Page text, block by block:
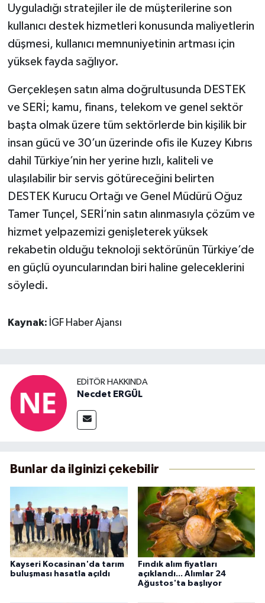
Uyguladığı stratejiler ile de müşterilerine son
kullanıcı destek hizmetleri konusunda maliyetlerin
düşmesi, kullanıcı memnuniyetinin artması için
yüksek fayda sağlıyor.
Gerçekleşen satın alma doğrultusunda DESTEK
ve SERİ; kamu, finans, telekom ve genel sektör
başta olmak üzere tüm sektörlerde bin kişilik bir
insan gücü ve 30’un üzerinde ofis ile Kuzey Kıbrıs
dahil Türkiye’nin her yerine hızlı, kaliteli ve
ulaşılabilir bir servis götüreceğini belirten
DESTEK Kurucu Ortağı ve Genel Müdürü Oğuz
Tamer Tunçel, SERİ’nin satın alınmasıyla çözüm ve
hizmet yelpazemizi genişleterek yüksek
rekabetin olduğu teknoloji sektörünün Türkiye’de
en güçlü oyuncularından biri haline geleceklerini
söyledi.
Kaynak: İGF Haber Ajansı
EDITÖR HAKKINDA
Necdet ERGÜL
Bunlar da ilginizi çekebilir
Kayseri Kocasinan'da tarım
buluşması hasatla açıldı
Fındık alım fiyatları
açıklandı... Alımlar 24
Ağustos'ta başlıyor